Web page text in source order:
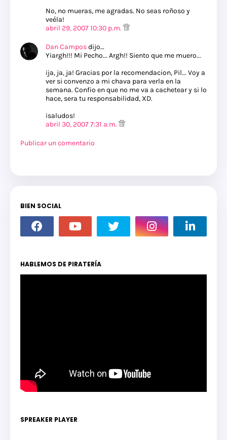
No, no mueras, me agradas. No seas roñoso y
veéla!
abril 29, 2007 10:30 p.m.
Dan Camposdijo…
Yiargh!!! Mi Pecho... Argh!! Siento que me muero...
¡ja, ja, ja! Gracias por la recomendacion, Pil... Voy a
ver si convenzo a mi chava para verla en la
semana. Confio en que no me va a cachetear y si lo
hace, sera tu responsabilidad, XD.
¡saludos!
abril 30, 2007 7:31 a.m.
Publicar un comentario
BIEN SOCIAL
HABLEMOS DE PIRATERÍA
SPREAKER PLAYER